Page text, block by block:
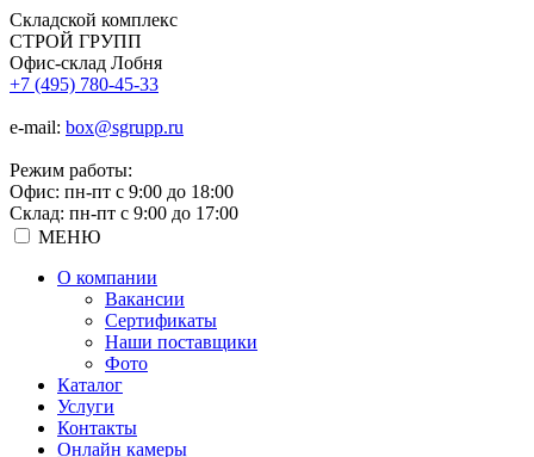
Складской комплекс
СТРОЙ ГРУПП
Офис-склад Лобня
+7 (495) 780-45-33
e-mail: box@sgrupp.ru
Режим работы:
Офис: пн-пт с 9:00 до 18:00
Склад: пн-пт с 9:00 до 17:00
МЕНЮ
О компании
Вакансии
Сертификаты
Наши поставщики
Фото
Каталог
Услуги
Контакты
Онлайн камеры